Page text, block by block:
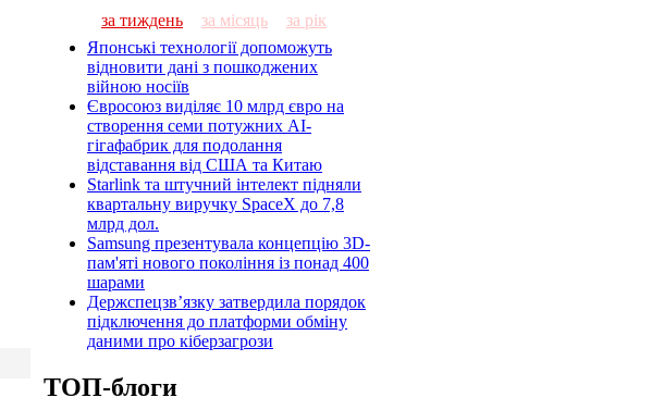
за тиждень за місяць
за рік
Японські технології допоможуть
відновити дані з пошкоджених
війною носіїв
Євросоюз виділяє 10 млрд євро на
створення семи потужних AI-
гігафабрик для подолання
відставання від США та Китаю
Starlink та штучний інтелект підняли
квартальну виручку SpaceX до 7,8
млрд дол.
Samsung презентувала концепцію 3D-
пам'яті нового покоління із понад 400
шарами
Держспецзв’язку затвердила порядок
підключення до платформи обміну
даними про кіберзагрози
ТОП-блоги